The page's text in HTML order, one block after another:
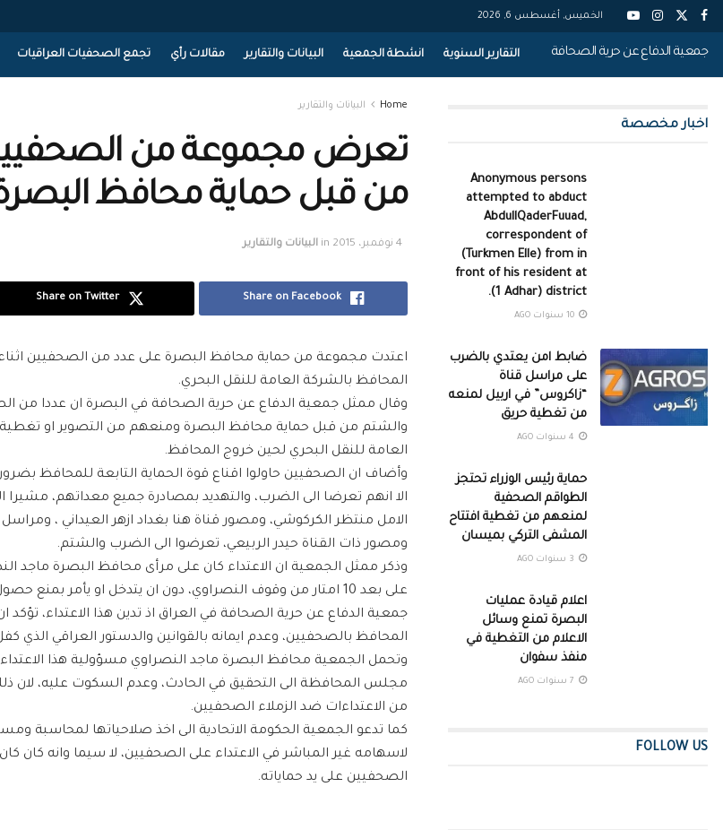
الخميس, أغسطس 6, 2026
جمعية الدفاع عن حرية الصحافة التقارير السنوية انشطة الجمعية البيانات والتقارير مقالات رأي تجمع الصحفيات العراقيات
Home البيانات والتقارير
تعرض مجموعة من
من قبل حماية محافظ
4 نوفمبر، 2015 in البيانات والتقارير
Share on Facebook
Share on Twitter
اعتدت مجموعة من حماية محافظ البصرة على عدد من الصحفيين
المحافظ بالشركة العامة للنقل البحري.
وقال ممثل جمعية الدفاع عن حرية الصحافة في البصرة ان عددا من
والشتم من قبل حماية محافظ البصرة ومنعهم من التصوير او
العامة للنقل البحري لحين خروج المحافظ.
وأضاف ان الصحفيين حاولوا اقناع قوة الحماية التابعة للمحافظ
الا انهم تعرضا الى الضرب، والتهديد بمصادرة جميع معداتهم، مشيرا
الامل منتظر الكركوشي، ومصور قناة هنا بغداد ازهر العيداني ، ومراسل
ومصور ذات القناة حيدر الربيعي، تعرضوا الى الضرب والشتم.
وذكر ممثل الجمعية ان الاعتداء كان على مرأى محافظ البصرة ماجد
على بعد 10 امتار من وقوف النصراوي، دون ان يتدخل او يأمر بمنع حصول الاعتداء.
جمعية الدفاع عن حرية الصحافة في العراق اذ تدين هذا الاعتداء،
المحافظ بالصحفيين، وعدم ايمانه بالقوانين والدستور العراقي الذي
وتحمل الجمعية محافظ البصرة ماجد النصراوي مسؤولية هذا الاعتداء
مجلس المحافظة الى التحقيق في الحادث، وعدم السكوت عليه، لان
من الاعتداءات ضد الزملاء الصحفيين.
كما تدعو الجمعية الحكومة الاتحادية الى اخذ صلاحياتها لمحاسبة
لاسهامه غير المباشر في الاعتداء على الصحفيين، لا سيما وانه كان
الصحفيين على يد حماياته.
اخبار مخصصة
Anonymous persons
attempted to abduct
AbdullQaderFuuad,
correspondent of
(Turkmen Elle) from in
front of his resident at
(1 Adhar) district.
ضابط امن يعتدي بالضرب
على مراسل قناة
“زاكروس” في اربيل لمنعه
من تغطية حريق
حماية رئيس الوزراء تحتجز
الطواقم الصحفية
لمنعهم من تغطية افتتاح
المشفى التركي بميسان
اعلام قيادة عمليات
البصرة تمنع وسائل
الاعلام من التغطية في
منفذ سفوان
FOLLOW US